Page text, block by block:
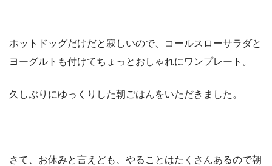
ホットドッグだけだと寂しいので、コールスローサラダと
ヨーグルトも付けてちょっとおしゃれにワンプレート。
久しぶりにゆっくりした朝ごはんをいただきました。
さて、お休みと言えども、やることはたくさんあるので朝